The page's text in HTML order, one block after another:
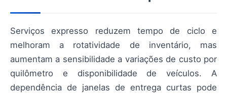
Serviços expresso reduzem tempo de ciclo e
melhoram a rotatividade de inventário, mas
aumentam a sensibilidade a variações de custo por
quilômetro e disponibilidade de veículos. A
dependência de janelas de entrega curtas pode